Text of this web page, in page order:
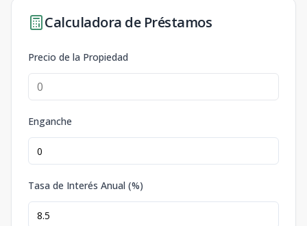
Calculadora de Préstamos
Precio de la Propiedad
Enganche
Tasa de Interés Anual (%)